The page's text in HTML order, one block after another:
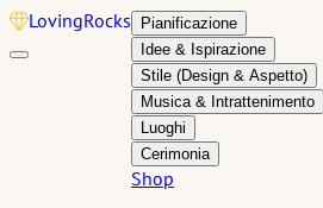
LovingRocks
Pianificazione
Idee & Ispirazione
Stile (Design & Aspetto)
Musica & Intrattenimento
Luoghi
Cerimonia
Shop